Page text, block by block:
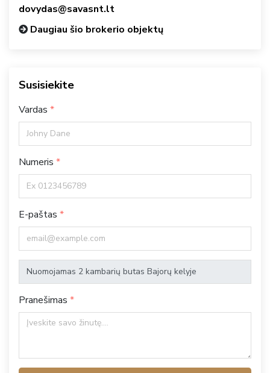
dovydas@savasnt.lt
Daugiau šio brokerio objektų
Susisiekite
Vardas
Numeris
E-paštas
Pranešimas